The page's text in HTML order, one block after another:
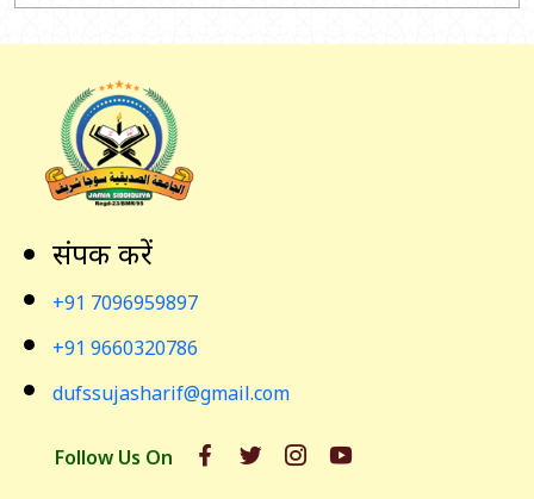
संपर्क करें
+91 7096959897
+91 9660320786
dufssujasharif@gmail.com
Follow Us On